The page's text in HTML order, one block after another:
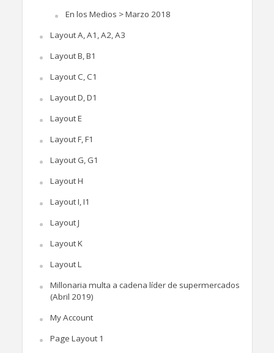
En los Medios > Marzo 2018
Layout A, A1, A2, A3
Layout B, B1
Layout C, C1
Layout D, D1
Layout E
Layout F, F1
Layout G, G1
Layout H
Layout I, I1
Layout J
Layout K
Layout L
Millonaria multa a cadena líder de supermercados
(Abril 2019)
My Account
Page Layout 1